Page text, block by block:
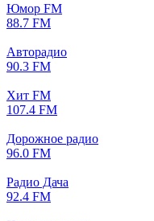
Юмор FM
88.7 FM
Авторадио
90.3 FM
Хит FM
107.4 FM
Дорожное радио
96.0 FM
Радио Дача
92.4 FM